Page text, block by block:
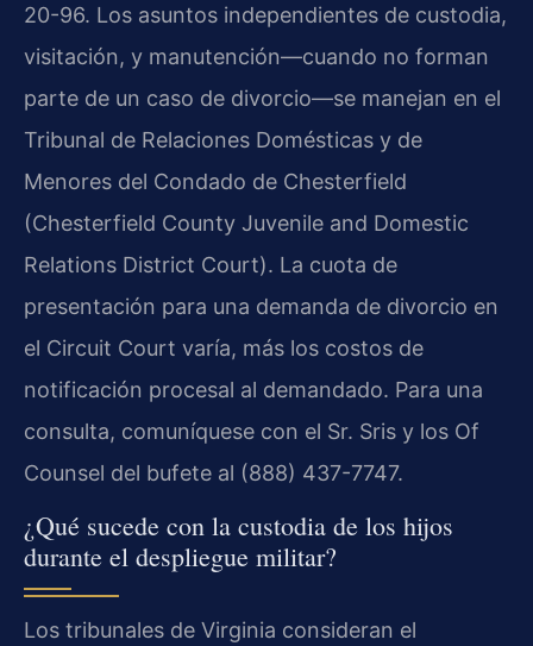
20-96. Los asuntos independientes de custodia,
visitación, y manutención—cuando no forman
parte de un caso de divorcio—se manejan en el
Tribunal de Relaciones Domésticas y de
Menores del Condado de Chesterfield
(Chesterfield County Juvenile and Domestic
Relations District Court). La cuota de
presentación para una demanda de divorcio en
el Circuit Court varía, más los costos de
notificación procesal al demandado. Para una
consulta, comuníquese con el Sr. Sris y los Of
Counsel del bufete al (888) 437-7747.
¿Qué sucede con la custodia de los hijos
durante el despliegue militar?
Los tribunales de Virginia consideran el